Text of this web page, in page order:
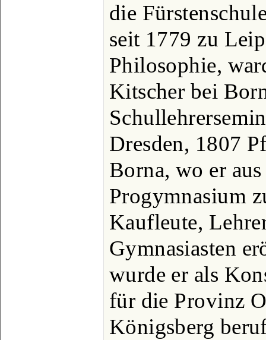
die
seit 1779 zu
Philosophie,
Kitscher bei
Dresden, 1807
Borna, wo er
Progymnasium
Kaufleute,
Gymnasiasten
wurde er als
für die Provinz
Königsberg